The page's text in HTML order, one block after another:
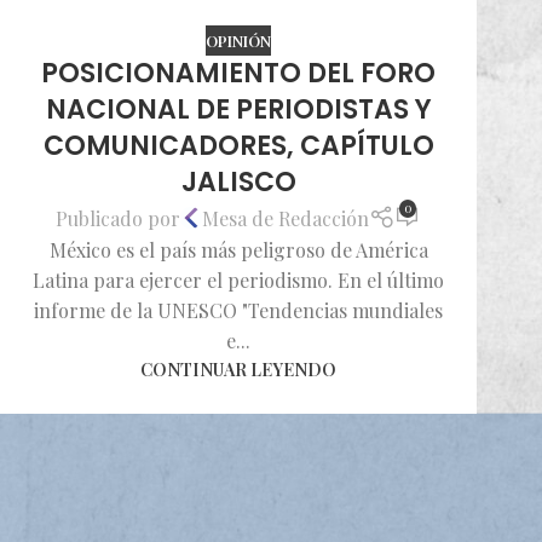
OPINIÓN
POSICIONAMIENTO DEL FORO
NACIONAL DE PERIODISTAS Y
COMUNICADORES, CAPÍTULO
JALISCO
Publicado por Mesa de Redacción 0
México es el país más peligroso de América
Latina para ejercer el periodismo. En el último
informe de la UNESCO "Tendencias mundiales
e...
CONTINUAR LEYENDO